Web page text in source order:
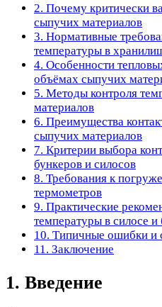
2. Почему критически
сыпучих материалов
3. Нормативные
температуры в
4. Особенности
объёмах сыпучих
5. Методы контроля
материалов
6. Преимущества
сыпучих материалов
7. Критерии выбора
бункеров и силосов
8. Требования к
термометров
9. Практические
температуры в силосе и
10. Типичные ошибки и
11. Заключение
1. Введение